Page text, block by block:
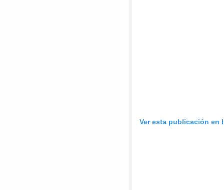
Ver esta publicación en